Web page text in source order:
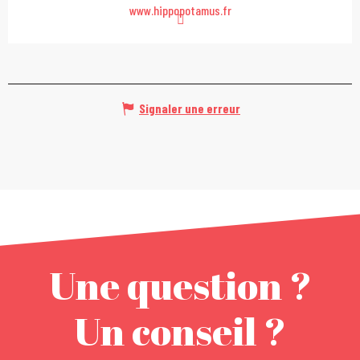
www.hippopotamus.fr
Signaler une erreur
Une question ?
Un conseil ?